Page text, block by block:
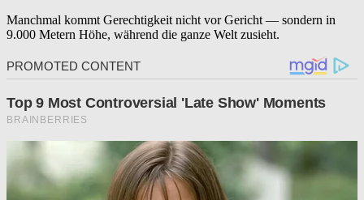
Manchmal kommt Gerechtigkeit nicht vor Gericht — sondern in
9.000 Metern Höhe, während die ganze Welt zusieht.